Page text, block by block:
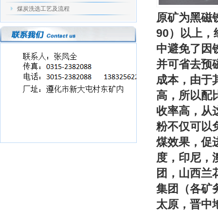
煤炭洗选工艺及流程
原矿为黑磁
90）以上，
中避免了因
并可省去预
成本，由于
高，所以配
收率高，从
粉不仅可以
煤效果，促
度，印尼，
团，山西兰
集团（各矿
太原，晋中